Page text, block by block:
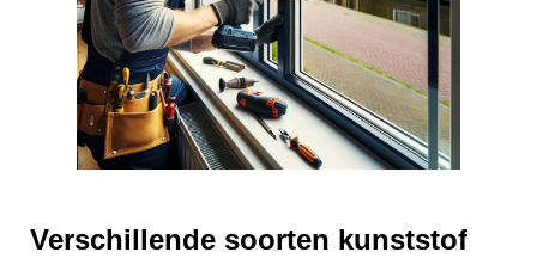
Verschillende soorten kunststof